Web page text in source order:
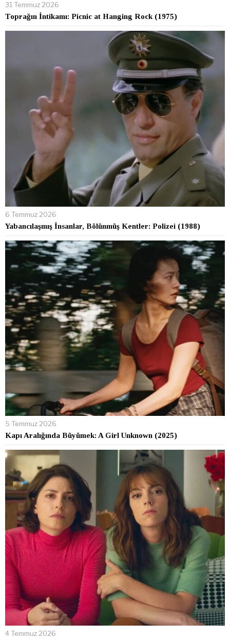
31 Temmuz 2026
Toprağın İntikamı: Picnic at Hanging Rock (1975)
6 Temmuz 2026
Yabancılaşmış İnsanlar, Bölünmüş Kentler: Polizei (1988)
5 Temmuz 2026
Kapı Aralığında Büyümek: A Girl Unknown (2025)
4 Temmuz 2026